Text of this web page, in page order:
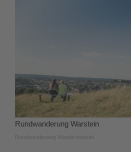
Rundwanderung Warstein
Rundwanderweg Wanderbooklet